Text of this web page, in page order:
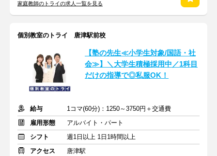
家庭教師のトライの求人一覧を見る
個別教室のトライ 唐津駅前校
【塾の先生≪小学生対象/国語・社
会≫】＼大学生積極採用中／1科目
だけの指導で◎私服OK！
給与
1コマ(60分)：1250～3750円＋交通費
雇用形態
アルバイト・パート
シフト
週1日以上 1日1時間以上
アクセス
唐津駅